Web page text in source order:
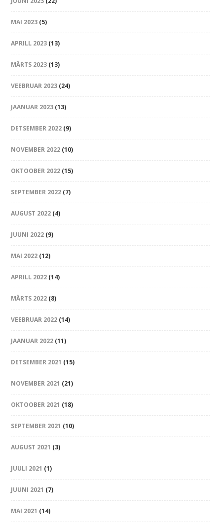
MAI 2023 (5)
APRILL 2023 (13)
MÄRTS 2023 (13)
VEEBRUAR 2023 (24)
JAANUAR 2023 (13)
DETSEMBER 2022 (9)
NOVEMBER 2022 (10)
OKTOOBER 2022 (15)
SEPTEMBER 2022 (7)
AUGUST 2022 (4)
JUUNI 2022 (9)
MAI 2022 (12)
APRILL 2022 (14)
MÄRTS 2022 (8)
VEEBRUAR 2022 (14)
JAANUAR 2022 (11)
DETSEMBER 2021 (15)
NOVEMBER 2021 (21)
OKTOOBER 2021 (18)
SEPTEMBER 2021 (10)
AUGUST 2021 (3)
JUULI 2021 (1)
JUUNI 2021 (7)
MAI 2021 (14)